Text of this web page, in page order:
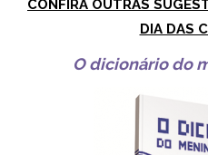
CONFIRA OUTRAS
DIA DAS
O dicionário do